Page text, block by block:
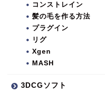
コンストレイン
髪の毛を作る方法
プラグイン
リグ
Xgen
MASH
3DCGソフト